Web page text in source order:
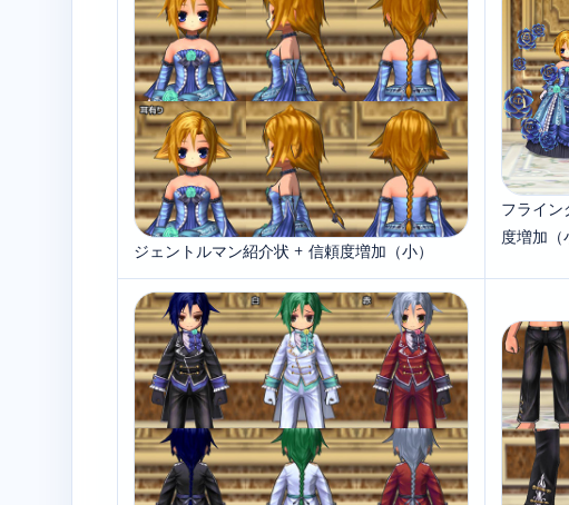
ジェントルマン紹介状 + 信頼度増加（小）
フライン
度増加（